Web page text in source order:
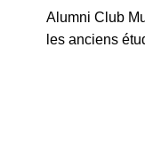
Alumni Club
les anciens